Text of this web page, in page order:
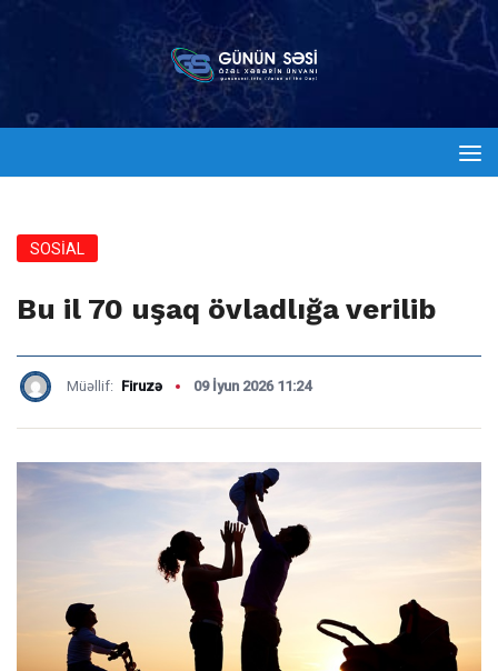
SOSİAL
Bu il 70 uşaq övladlığa verilib
Müəllif: Firuzə 09 İyun 2026 11:24